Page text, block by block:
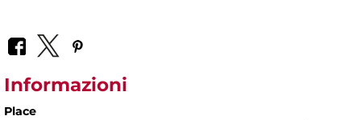
Informazioni
Place